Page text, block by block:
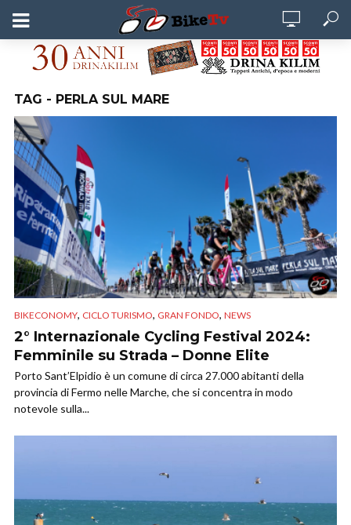
TAG - PERLA SUL MARE
BIKECONOMY, CICLO TURISMO, GRAN FONDO, NEWS
2° Internazionale Cycling Festival 2024:
Femminile su Strada – Donne Elite
Porto Sant’Elpidio è un comune di circa 27.000 abitanti della
provincia di Fermo nelle Marche, che si concentra in modo
notevole sulla...